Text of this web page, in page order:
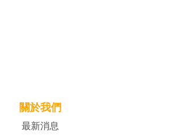
關於我們
最新消息